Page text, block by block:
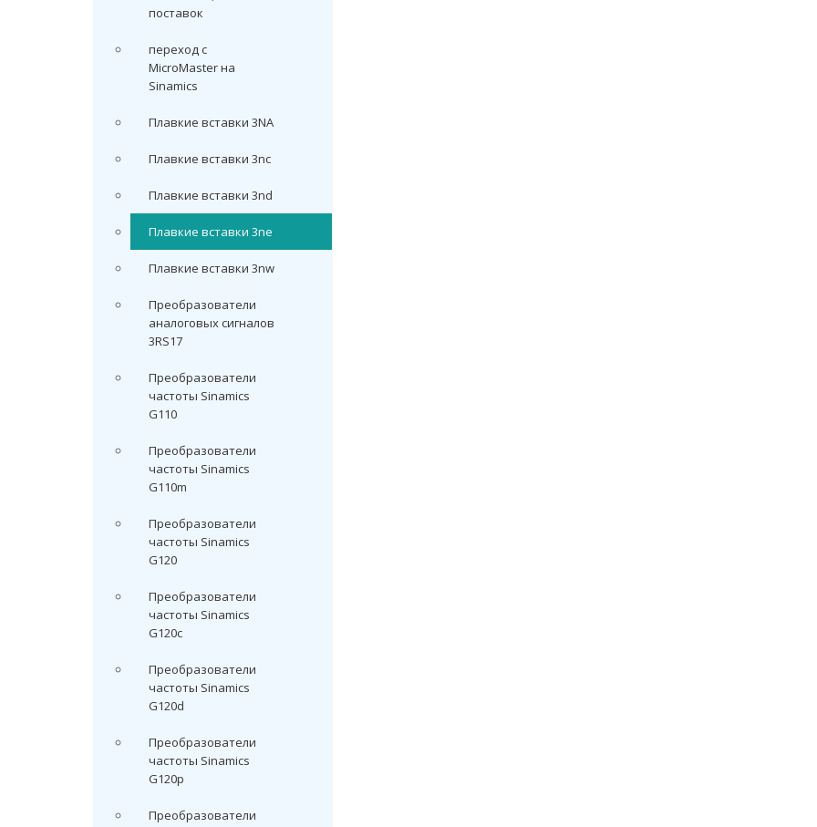
поставок
переход с
MicroMaster на
Sinamics
Плавкие вставки 3NA
Плавкие вставки 3nc
Плавкие вставки 3nd
Плавкие вставки 3ne
Плавкие вставки 3nw
Преобразователи
аналоговых сигналов
3RS17
Преобразователи
частоты Sinamics
G110
Преобразователи
частоты Sinamics
G110m
Преобразователи
частоты Sinamics
G120
Преобразователи
частоты Sinamics
G120c
Преобразователи
частоты Sinamics
G120d
Преобразователи
частоты Sinamics
G120p
Преобразователи